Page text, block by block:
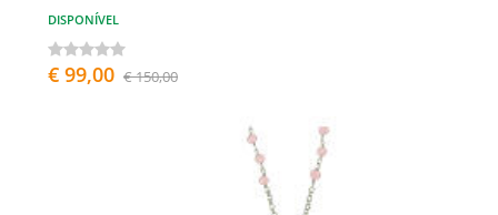
DISPONÍVEL
€ 99,00 € 150,00